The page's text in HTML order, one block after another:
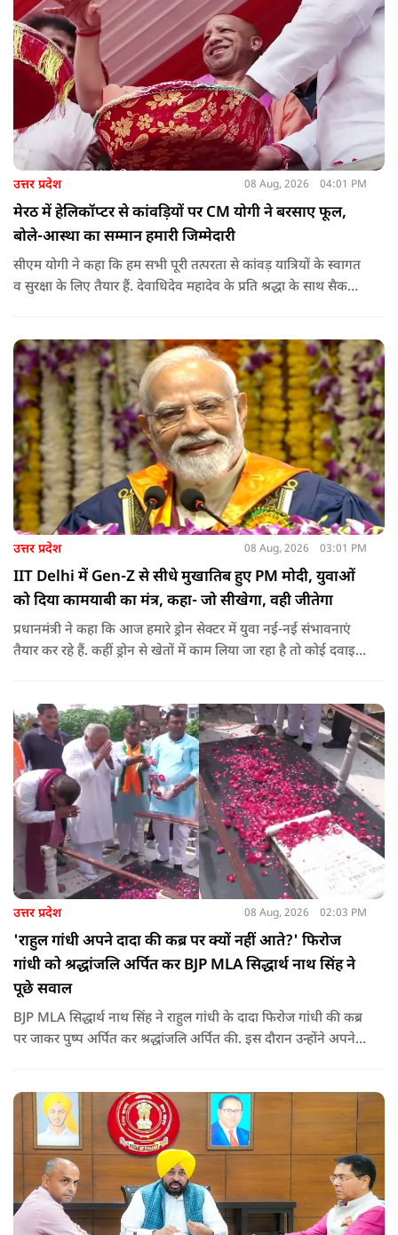
उत्तर प्रदेश 08 Aug, 2026 04:01 PM
मेरठ में हेलिकॉप्टर से कांवड़ियों पर CM योगी ने बरसाए फूल,
बोले-आस्था का सम्मान हमारी जिम्मेदारी
सीएम योगी ने कहा कि हम सभी पूरी तत्परता से कांवड़ यात्रियों के स्वागत
व सुरक्षा के लिए तैयार हैं. देवाधिदेव महादेव के प्रति श्रद्धा के साथ सैकड़ों
पात, क्षेत्र व प्रांत की सीमाओं से ऊपर उठकर उनकी हर श्वांस शिव के नाम
है.
उत्तर प्रदेश 08 Aug, 2026 03:01 PM
IIT Delhi में Gen-Z से सीधे मुखातिब हुए PM मोदी, युवाओं
को दिया कामयाबी का मंत्र, कहा- जो सीखेगा, वही जीतेगा
प्रधानमंत्री ने कहा कि आज हमारे ड्रोन सेक्टर में युवा नई-नई संभावनाएं
तैयार कर रहे हैं. कहीं ड्रोन से खेतों में काम लिया जा रहा है तो कोई दवाइयां
उत्तर प्रदेश 08 Aug, 2026 02:03 PM
'राहुल गांधी अपने दादा की कब्र पर क्यों नहीं आते?' फिरोज
गांधी को श्रद्धांजलि अर्पित कर BJP MLA सिद्धार्थ नाथ सिंह ने
पूछे सवाल
BJP MLA सिद्धार्थ नाथ सिंह ने राहुल गांधी के दादा फिरोज गांधी की कब्र
पर जाकर पुष्प अर्पित कर श्रद्धांजलि अर्पित की. इस दौरान उन्होंने अपने
कि वह भविष्य में क्या करें.